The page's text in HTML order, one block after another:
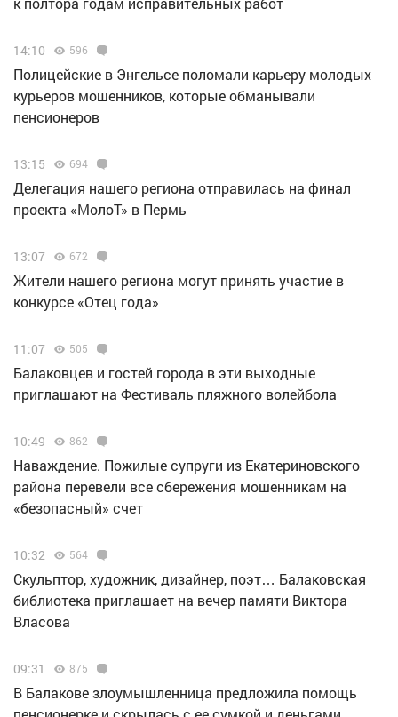
14:10 596
Полицейские в Энгельсе поломали карьеру молодых
курьеров мошенников, которые обманывали
пенсионеров
13:15 694
Делегация нашего региона отправилась на финал
проекта «МолоТ» в Пермь
13:07 672
Жители нашего региона могут принять участие в
конкурсе «Отец года»
11:07 505
Балаковцев и гостей города в эти выходные
приглашают на Фестиваль пляжного волейбола
10:49 862
Наваждение. Пожилые супруги из Екатериновского
района перевели все сбережения мошенникам на
«безопасный» счет
10:32 564
Скульптор, художник, дизайнер, поэт… Балаковская
библиотека приглашает на вечер памяти Виктора
Власова
09:31 875
В Балакове злоумышленница предложила помощь